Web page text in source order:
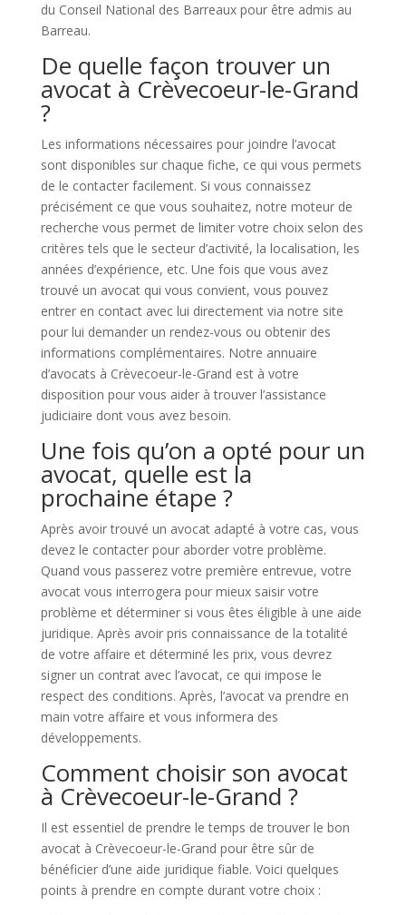
du Conseil National des Barreaux pour être admis au
Barreau.
De quelle façon trouver un
avocat à Crèvecoeur-le-Grand
?
Les informations nécessaires pour joindre l’avocat
sont disponibles sur chaque fiche, ce qui vous permets
de le contacter facilement. Si vous connaissez
précisément ce que vous souhaitez, notre moteur de
recherche vous permet de limiter votre choix selon des
critères tels que le secteur d’activité, la localisation, les
années d’expérience, etc. Une fois que vous avez
trouvé un avocat qui vous convient, vous pouvez
entrer en contact avec lui directement via notre site
pour lui demander un rendez-vous ou obtenir des
informations complémentaires. Notre annuaire
d’avocats à Crèvecoeur-le-Grand est à votre
disposition pour vous aider à trouver l’assistance
judiciaire dont vous avez besoin.
Une fois qu’on a opté pour un
avocat, quelle est la
prochaine étape ?
Après avoir trouvé un avocat adapté à votre cas, vous
devez le contacter pour aborder votre problème.
Quand vous passerez votre première entrevue, votre
avocat vous interrogera pour mieux saisir votre
problème et déterminer si vous êtes éligible à une aide
juridique. Après avoir pris connaissance de la totalité
de votre affaire et déterminé les prix, vous devrez
signer un contrat avec l’avocat, ce qui impose le
respect des conditions. Après, l’avocat va prendre en
main votre affaire et vous informera des
développements.
Comment choisir son avocat
à Crèvecoeur-le-Grand ?
Il est essentiel de prendre le temps de trouver le bon
avocat à Crèvecoeur-le-Grand pour être sûr de
bénéficier d’une aide juridique fiable. Voici quelques
points à prendre en compte durant votre choix :